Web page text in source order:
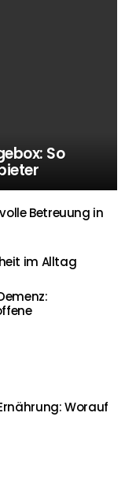
So
Betreuung in
im Alltag
Worauf